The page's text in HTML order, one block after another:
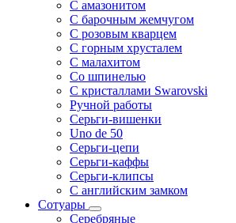
С амазонитом
С барочным жемчугом
С розовым кварцем
С горным хрусталем
С малахитом
Со шпинелью
С кристаллами Swarovski
Ручной работы
Серьги-вишенки
Uno de 50
Серьги-цепи
Серьги-каффы
Серьги-клипсы
С английским замком
Сотуары
Серебряные